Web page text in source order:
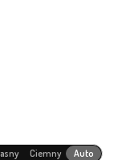
Ciemny Auto